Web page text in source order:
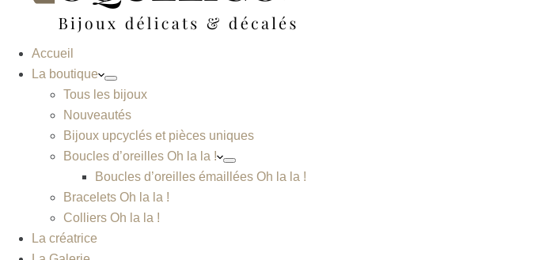
Accueil
La boutique
Tous les bijoux
Nouveautés
Bijoux upcyclés et pièces uniques
Boucles d’oreilles Oh la la !
Boucles d’oreilles émaillées Oh la la !
Bracelets Oh la la !
Colliers Oh la la !
La créatrice